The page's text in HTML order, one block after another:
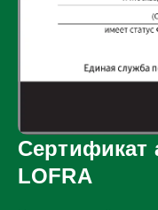
Сертификат
LOFRA